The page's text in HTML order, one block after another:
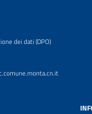
dei dati (DPO)